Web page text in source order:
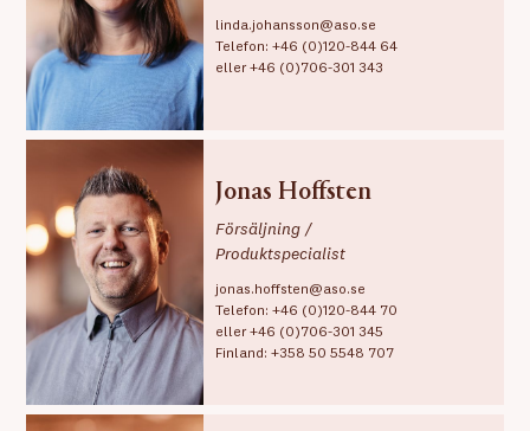
linda.johansson@aso.se
Telefon:+46 (0)120-844 64
eller+46 (0)706-301 343
Jonas Hoffsten
Försäljning /
Produktspecialist
jonas.hoffsten@aso.se
Telefon:+46 (0)120-844 70
eller+46 (0)706-301 345
Finland:+358 50 5548 707